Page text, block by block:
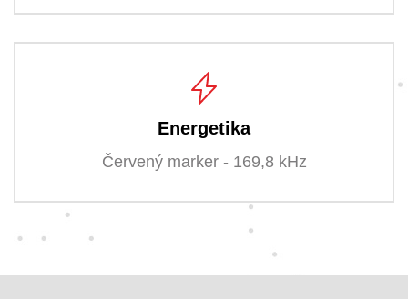
Energetika
Červený marker - 169,8 kHz